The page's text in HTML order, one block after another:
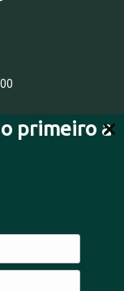
primeiro a